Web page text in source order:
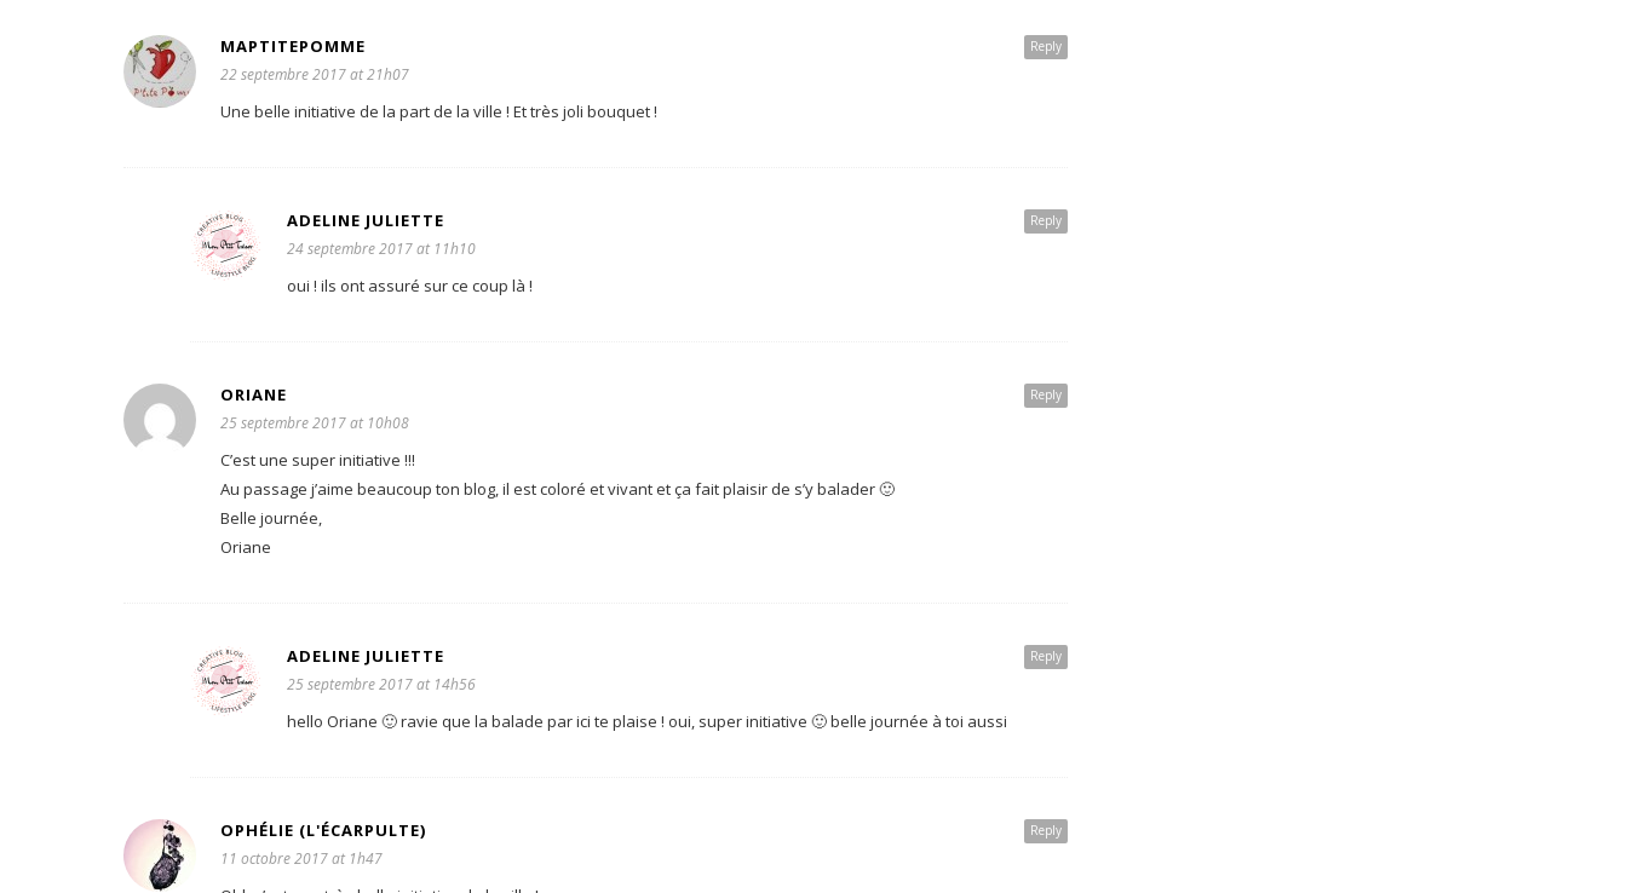
Reply
MAPTITEPOMME
22 septembre 2017 at 21h07
Une belle initiative de la part de la ville ! Et très joli bouquet !
Reply
ADELINE JULIETTE
24 septembre 2017 at 11h10
oui ! ils ont assuré sur ce coup là !
Reply
ORIANE
25 septembre 2017 at 10h08
C’est une super initiative !!!
Au passage j’aime beaucoup ton blog, il est coloré et vivant et ça fait plaisir de s’y balader 🙂
Belle journée,
Oriane
Reply
ADELINE JULIETTE
25 septembre 2017 at 14h56
hello Oriane 🙂 ravie que la balade par ici te plaise ! oui, super initiative 🙂 belle journée à toi aussi
Reply
OPHÉLIE (L'ÉCARPULTE)
11 octobre 2017 at 1h47